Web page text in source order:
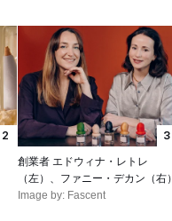
2 3
創業者 エドウィナ・レトレ
（左）、ファニー・デカン（右）
Image by: Fascent